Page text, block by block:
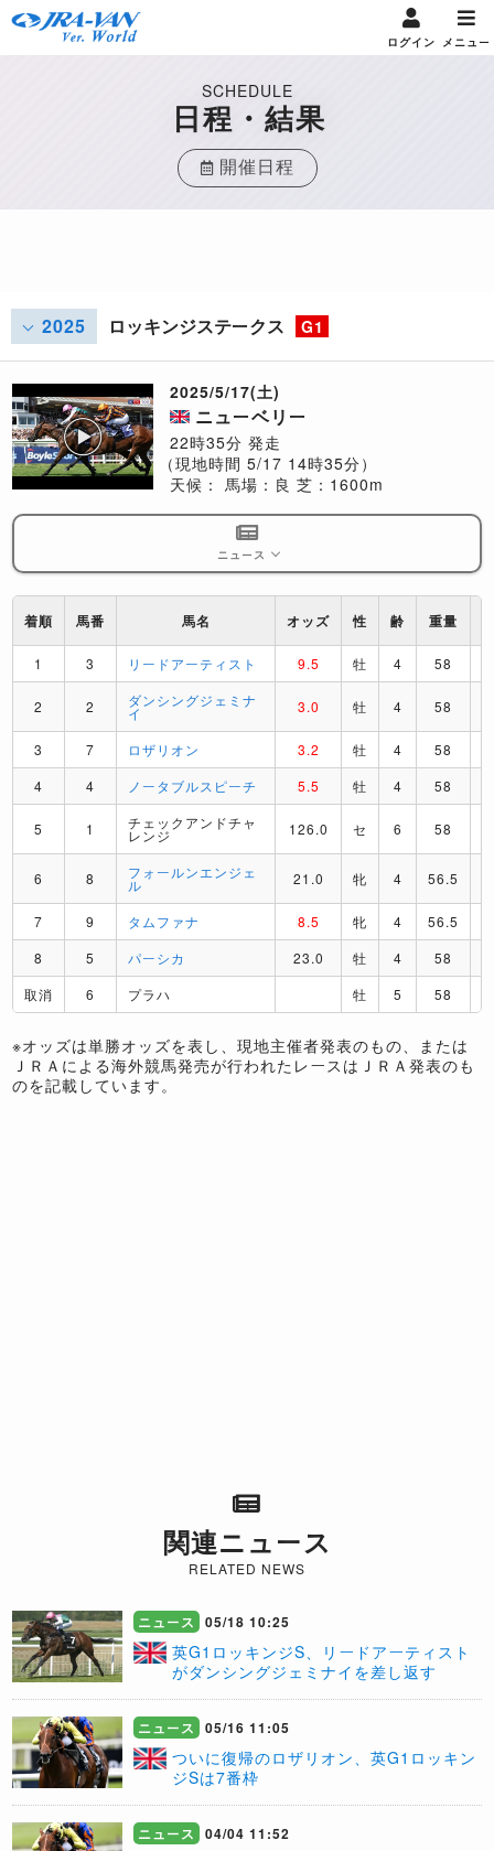
ログイン メニュー
SCHEDULE
日程・結果
開催日程
2025 ロッキンジステークス G1
2025/5/17(土)
ニューベリー
22時35分 発走
（現地時間 5/17 14時35分）
天候： 馬場：良 芝：1600m
ニュース
着順 馬番 馬名 オッズ 性 齢 重量
1 3 リードアーティスト 9.5 牡 4 58
2 2 ダンシングジェミナ
イ 3.0 牡 4 58
3 7 ロザリオン 3.2 牡 4 58
4
4 ノータブルスピーチ 5.5 牡 4 58
5 1 チェックアンドチャ
レンジ 126.0 セ 6 58
6 8 フォールンエンジェ
ル 21.0 牝 4 56.5
7 9 タムファナ 8.5 牝 4 56.5
8
5 パーシカ 23.0 牡 4 58
取消
6 プラハ 牡 5 58
※オッズは単勝オッズを表し、現地主催者発表のもの、または
ＪＲＡによる海外競馬発売が行われたレースはＪＲＡ発表のも
のを記載しています。
関連ニュース
RELATED NEWS
ニュース 05/18 10:25
英G1ロッキンジS、リードアーティスト
がダンシングジェミナイを差し返す
ニュース 05/16 11:05
ついに復帰のロザリオン、英G1ロッキン
ジSは7番枠
ニュース 04/04 11:52